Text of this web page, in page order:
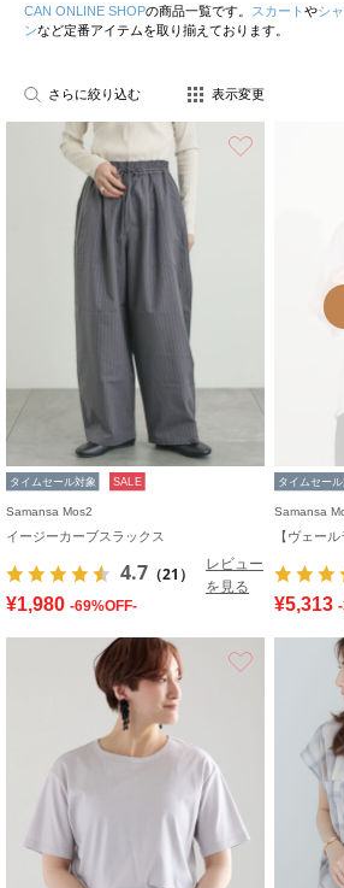
CAN ONLINE SHOPの商品一覧です。 スカート やシ
ンなど定番アイテムを取り揃えております。
さらに絞り込む 表示変更
タイムセール対象 SALE
Samansa Mos2
イージーカーブスラックス
4.7 （21）
レビュー
を見る
¥1,980 -69%OFF-
タイムセール
Samansa
【ヴェー
¥5,313
お気に入り